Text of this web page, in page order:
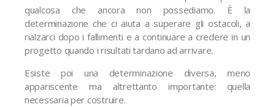
qualcosa che ancora non possediamo. È la
determinazione che ci aiuta a superare gli ostacoli, a
rialzarci dopo i fallimenti e a continuare a credere in un
progetto quando i risultati tardano ad arrivare.
Esiste poi una determinazione diversa, meno
appariscente ma altrettanto importante: quella
necessaria per costruire.